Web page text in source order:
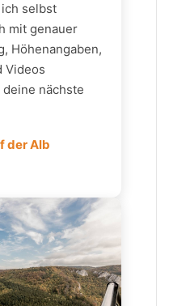
selbst
mit genauer
Höhenangaben,
Videos
nächste
der Alb